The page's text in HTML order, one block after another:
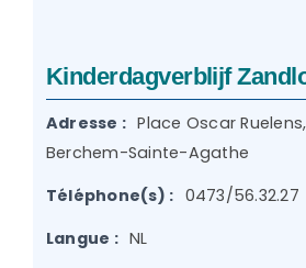
Kinderdagverblijf
Adresse : Place Oscar Ruelens,
Berchem-Sainte-Agathe
Téléphone(s) : 0473/56.32.27
Langue : NL